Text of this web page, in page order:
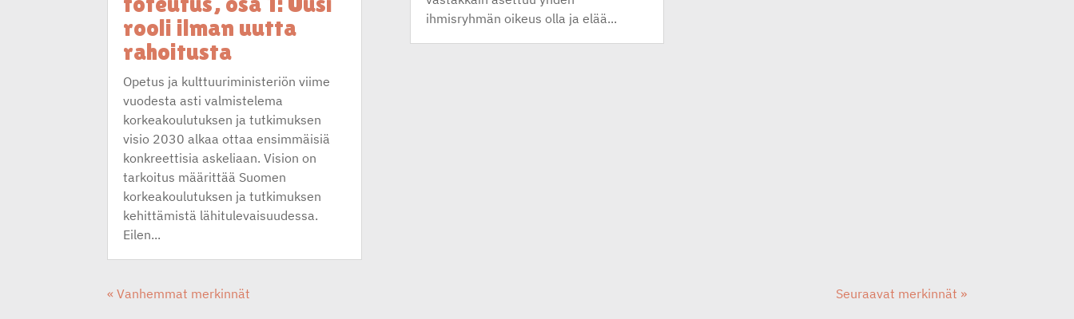
rooli ilman uutta
rahoitusta
Opetus ja kulttuuriministeriön viime
vuodesta asti valmistelema
korkeakoulutuksen ja tutkimuksen
visio 2030 alkaa ottaa ensimmäisiä
konkreettisia askeliaan. Vision on
tarkoitus määrittää Suomen
korkeakoulutuksen ja tutkimuksen
kehittämistä lähitulevaisuudessa.
Eilen...
ihmisryhmän oikeus olla ja elää...
« Vanhemmat merkinnät Seuraavat merkinnät »